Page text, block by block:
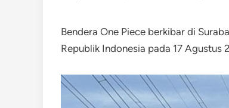
Bendera One Piece berkibar di
Republik Indonesia pada 17 Agustus